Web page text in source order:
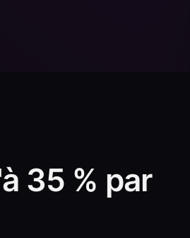
35 % par